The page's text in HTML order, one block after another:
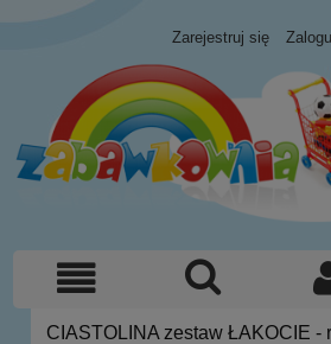
Zarejestruj się
CIASTOLINA zestaw ŁAKOCIE -